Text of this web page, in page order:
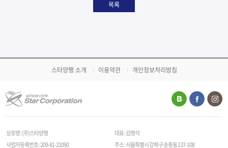
목록
스타양행 소개 이용약관 개인정보처리방침
상호명 : (주)스타양행
대표 : 김영석
사업자등록번호 : 209-81-21090
주소 : 서울특별시 강북구 송중동 137-108